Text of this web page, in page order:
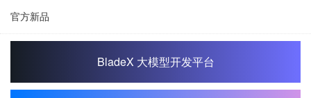
官方新品
BladeX 大模型开发平台